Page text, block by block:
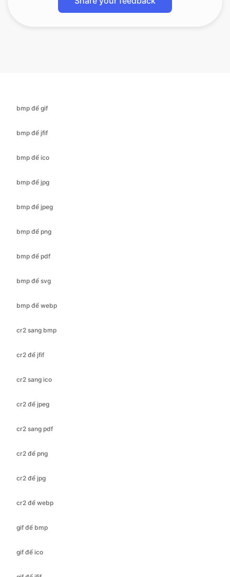
bmp để ico
bmp để jpg
bmp để jpeg
bmp để png
bmp để pdf
bmp để svg
bmp để webp
cr2 sang bmp
cr2 để jfif
cr2 sang ico
cr2 để jpeg
cr2 sang pdf
cr2 để png
cr2 để jpg
cr2 để webp
gif để bmp
gif để ico
gif để jfif
gif để jpeg